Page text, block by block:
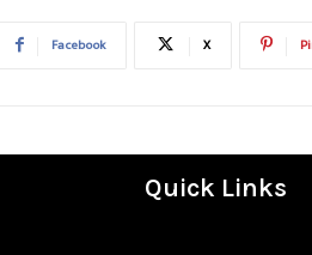
Facebook X
Quick Links